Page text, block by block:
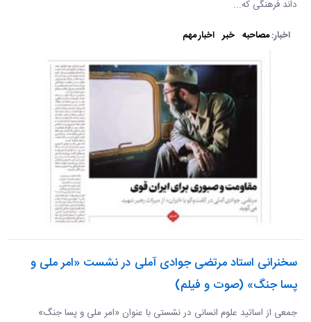
داند فرهنگی که...
اخبار:مصاحبه خبر اخبار مهم
سخنرانی استاد مرتضی جوادی آملی در نشست «امر ملی و
پسا جنگ» (صوت و فیلم)
جمعی از اساتید علوم انسانی در نشستی با عنوان «امر ملی و پسا جنگ»